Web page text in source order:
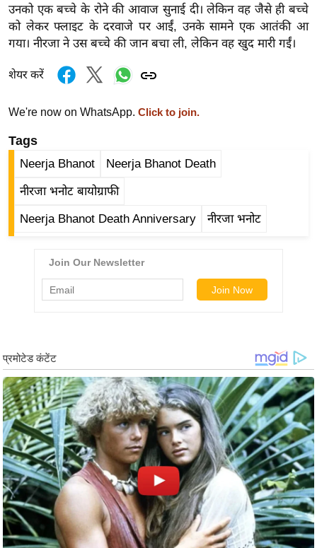
फि
ल्म
स
मी
B
e
a
n
इ
फ
स्टा
इ
ल
टे
क्नॉ
लॉ
जी
ब्यू
टी
उनको एक बच्चे के रोने की आवाज सुनाई दी। लेकिन वह जैसे ही बच्चे
को लेकर फ्लाइट के दरवाजे पर आईं, उनके सामने एक आतंकी आ
गया। नीरजा ने उस बच्चे की जान बचा ली, लेकिन वह खुद मारी गईं।
शेयर करें
We're now on WhatsApp. Click to join.
Tags
Neerja Bhanot Neerja Bhanot Death
नीरजा भनोट बायोग्राफी
Neerja Bhanot Death Anniversary नीरजा भनोट